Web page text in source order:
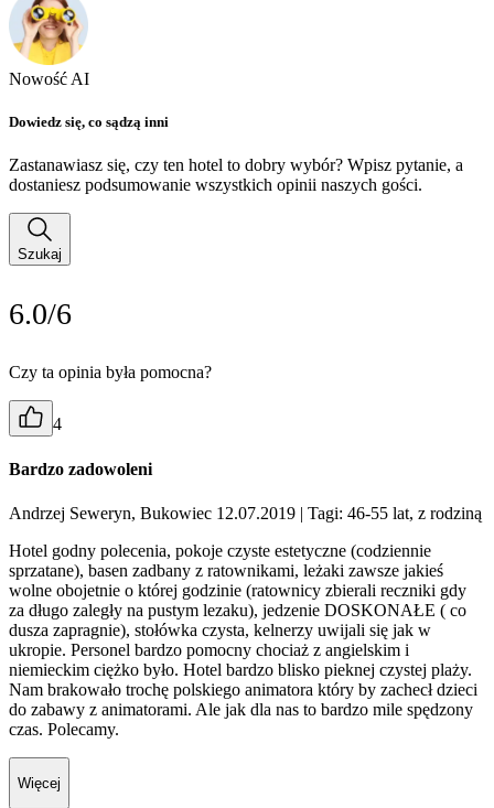
Nowość AI
Dowiedz się, co sądzą inni
Zastanawiasz się, czy ten hotel to dobry wybór? Wpisz pytanie, a
dostaniesz podsumowanie wszystkich opinii naszych gości.
Szukaj
6.0/6
Czy ta opinia była pomocna?
4
Bardzo zadowoleni
Andrzej Seweryn, Bukowiec 12.07.2019 | Tagi: 46-55 lat, z rodziną
Hotel godny polecenia, pokoje czyste estetyczne (codziennie
sprzatane), basen zadbany z ratownikami, leżaki zawsze jakieś
wolne obojetnie o której godzinie (ratownicy zbierali reczniki gdy
za długo zaległy na pustym lezaku), jedzenie DOSKONAŁE ( co
dusza zapragnie), stołówka czysta, kelnerzy uwijali się jak w
ukropie. Personel bardzo pomocny chociaż z angielskim i
niemieckim ciężko było. Hotel bardzo blisko pieknej czystej plaży.
Nam brakowało trochę polskiego animatora który by zachecł dzieci
do zabawy z animatorami. Ale jak dla nas to bardzo mile spędzony
czas. Polecamy.
Więcej